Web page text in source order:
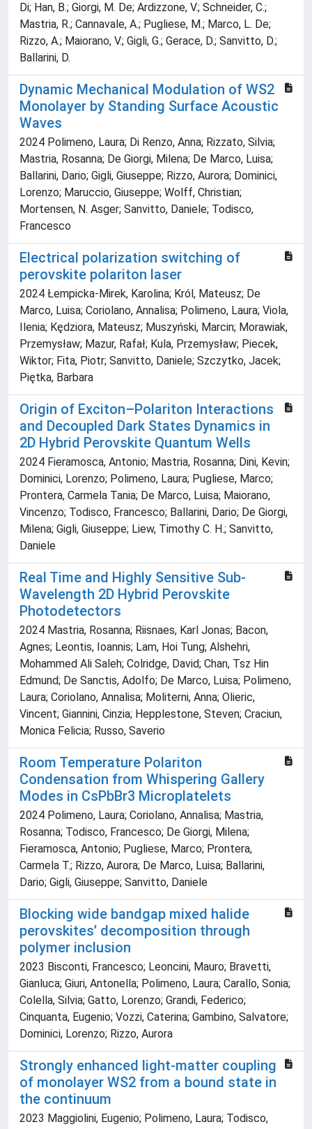
Di; Han, B.; Giorgi, M. De; Ardizzone, V.; Schneider, C.;
Mastria, R.; Cannavale, A.; Pugliese, M.; Marco, L. De;
Rizzo, A.; Maiorano, V.; Gigli, G.; Gerace, D.; Sanvitto, D.;
Ballarini, D.
Dynamic Mechanical Modulation of WS2
Monolayer by Standing Surface Acoustic
Waves
2024 Polimeno, Laura; Di Renzo, Anna; Rizzato, Silvia;
Mastria, Rosanna; De Giorgi, Milena; De Marco, Luisa;
Ballarini, Dario; Gigli, Giuseppe; Rizzo, Aurora; Dominici,
Lorenzo; Maruccio, Giuseppe; Wolff, Christian;
Mortensen, N. Asger; Sanvitto, Daniele; Todisco,
Francesco
Electrical polarization switching of
perovskite polariton laser
2024 Łempicka-Mirek, Karolina; Król, Mateusz; De
Marco, Luisa; Coriolano, Annalisa; Polimeno, Laura; Viola,
Ilenia; Kędziora, Mateusz; Muszyński, Marcin; Morawiak,
Przemysław; Mazur, Rafał; Kula, Przemysław; Piecek,
Wiktor; Fita, Piotr; Sanvitto, Daniele; Szczytko, Jacek;
Piętka, Barbara
Origin of Exciton–Polariton Interactions
and Decoupled Dark States Dynamics in
2D Hybrid Perovskite Quantum Wells
2024 Fieramosca, Antonio; Mastria, Rosanna; Dini, Kevin;
Dominici, Lorenzo; Polimeno, Laura; Pugliese, Marco;
Prontera, Carmela Tania; De Marco, Luisa; Maiorano,
Vincenzo; Todisco, Francesco; Ballarini, Dario; De Giorgi,
Milena; Gigli, Giuseppe; Liew, Timothy C. H.; Sanvitto,
Daniele
Real Time and Highly Sensitive Sub‐
Wavelength 2D Hybrid Perovskite
Photodetectors
2024 Mastria, Rosanna; Riisnaes, Karl Jonas; Bacon,
Agnes; Leontis, Ioannis; Lam, Hoi Tung; Alshehri,
Mohammed Ali Saleh; Colridge, David; Chan, Tsz Hin
Edmund; De Sanctis, Adolfo; De Marco, Luisa; Polimeno,
Laura; Coriolano, Annalisa; Moliterni, Anna; Olieric,
Vincent; Giannini, Cinzia; Hepplestone, Steven; Craciun,
Monica Felicia; Russo, Saverio
Room Temperature Polariton
Condensation from Whispering Gallery
Modes in CsPbBr3 Microplatelets
2024 Polimeno, Laura; Coriolano, Annalisa; Mastria,
Rosanna; Todisco, Francesco; De Giorgi, Milena;
Fieramosca, Antonio; Pugliese, Marco; Prontera,
Carmela T.; Rizzo, Aurora; De Marco, Luisa; Ballarini,
Dario; Gigli, Giuseppe; Sanvitto, Daniele
Blocking wide bandgap mixed halide
perovskites’ decomposition through
polymer inclusion
2023 Bisconti, Francesco; Leoncini, Mauro; Bravetti,
Gianluca; Giuri, Antonella; Polimeno, Laura; Carallo, Sonia;
Colella, Silvia; Gatto, Lorenzo; Grandi, Federico;
Cinquanta, Eugenio; Vozzi, Caterina; Gambino, Salvatore;
Dominici, Lorenzo; Rizzo, Aurora
Strongly enhanced light-matter coupling
of monolayer WS2 from a bound state in
the continuum
2023 Maggiolini, Eugenio; Polimeno, Laura; Todisco,